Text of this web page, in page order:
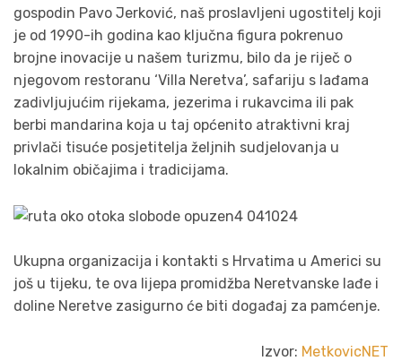
gospodin Pavo Jerković, naš proslavljeni ugostitelj koji
je od 1990-ih godina kao ključna figura pokrenuo
brojne inovacije u našem turizmu, bilo da je riječ o
njegovom restoranu ‘Villa Neretva’, safariju s lađama
zadivljujućim rijekama, jezerima i rukavcima ili pak
berbi mandarina koja u taj općenito atraktivni kraj
privlači tisuće posjetitelja željnih sudjelovanja u
lokalnim običajima i tradicijama.
Ukupna organizacija i kontakti s Hrvatima u Americi su
još u tijeku, te ova lijepa promidžba Neretvanske lađe i
doline Neretve zasigurno će biti događaj za pamćenje.
Izvor: MetkovicNET